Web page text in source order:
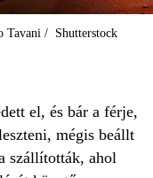
Tavani / Shutterstock
el, és bár a férje,
mégis beállt
szállították, ahol